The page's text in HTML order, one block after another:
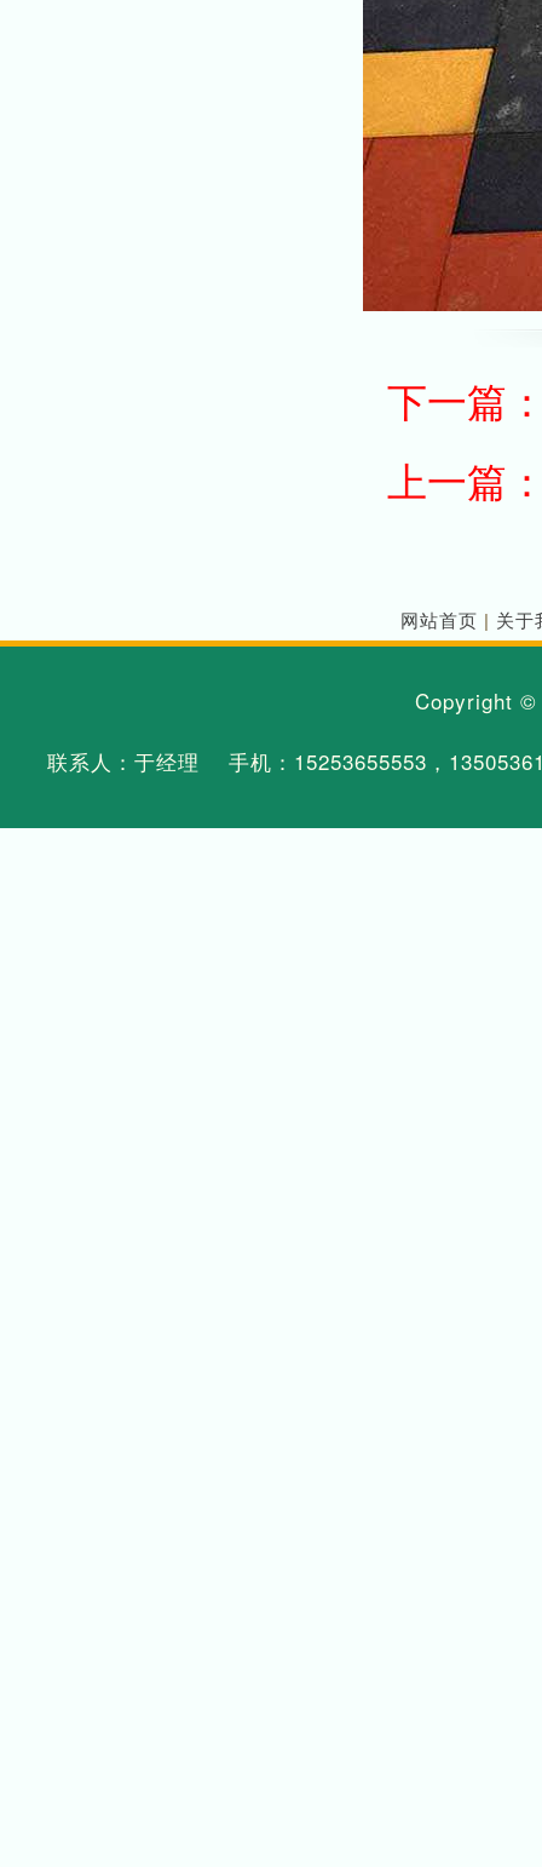
下一篇
上一篇
网站首页 | 关于
Copyright
联系人：于经理 手机： 15253655553 ，